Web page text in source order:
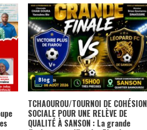
Blog
TCHAOUROU/TOURNOI DE COHÉSION
SOCIALE POUR UNE RELÈVE DE
QUALITÉ À SANSON : La grande